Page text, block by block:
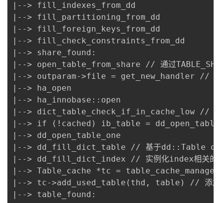
|--> fill_indexes_from_dd
|--> fill_partitioning_from_dd
|--> fill_foreign_keys_from_dd
|--> fill_check_constraints_from_dd
|--> share_found:
|--> open_table_from_share // 通过
|--> outparam->file = get_new_handler // 为
|--> ha_open
|--> ha_innobase::open
|--> dict_table_check_if_in_cache_low // 先从
|--> if (!cached) ib_table = dd_open_table //
|--> dd_open_table_one
|--> dd_fill_dict_table // 基于dd::Table
|--> dd_fill_dict_index // 实例化index相关的
|--> Table_cache *tc =
|--> tc->add_used_table(thd, table) // 添加
|--> table_found: